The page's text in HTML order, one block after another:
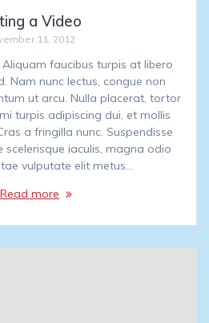
a Video
11, 2012
faucibus turpis at libero
Nam nunc lectus, congue non
ut arcu. Nulla placerat, tortor
turpis adipiscing dui, et mollis
a fringilla nunc. Suspendisse
scelerisque iaculis, magna odio
vulputate elit metus…
Read more